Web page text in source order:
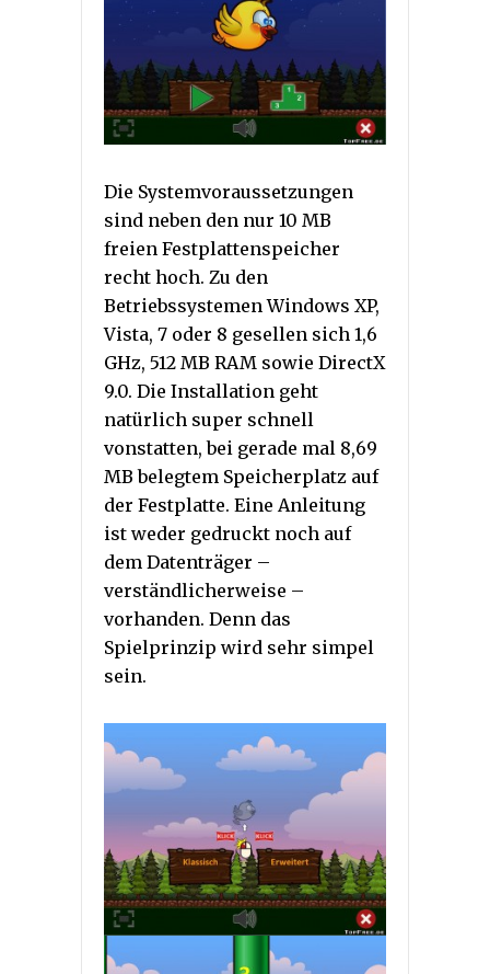
Die Systemvoraussetzungen
sind neben den nur 10 MB
freien Festplattenspeicher
recht hoch. Zu den
Betriebssystemen Windows XP,
Vista, 7 oder 8 gesellen sich 1,6
GHz, 512 MB RAM sowie DirectX
9.0. Die Installation geht
natürlich super schnell
vonstatten, bei gerade mal 8,69
MB belegtem Speicherplatz auf
der Festplatte. Eine Anleitung
ist weder gedruckt noch auf
dem Datenträger –
verständlicherweise –
vorhanden. Denn das
Spielprinzip wird sehr simpel
sein.